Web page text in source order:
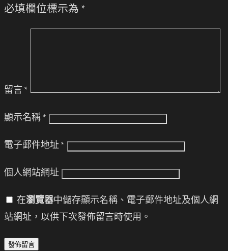
必填欄位標示為 *
留言 *
顯示名稱 *
電子郵件地址 *
個人網站網址
在瀏覽器中儲存顯示名稱、電子郵件地址及個人網
站網址，以供下次發佈留言時使用。